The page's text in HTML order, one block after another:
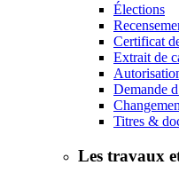
Élections
Certificat
Extrait de
Demande
Titres &
Les travaux